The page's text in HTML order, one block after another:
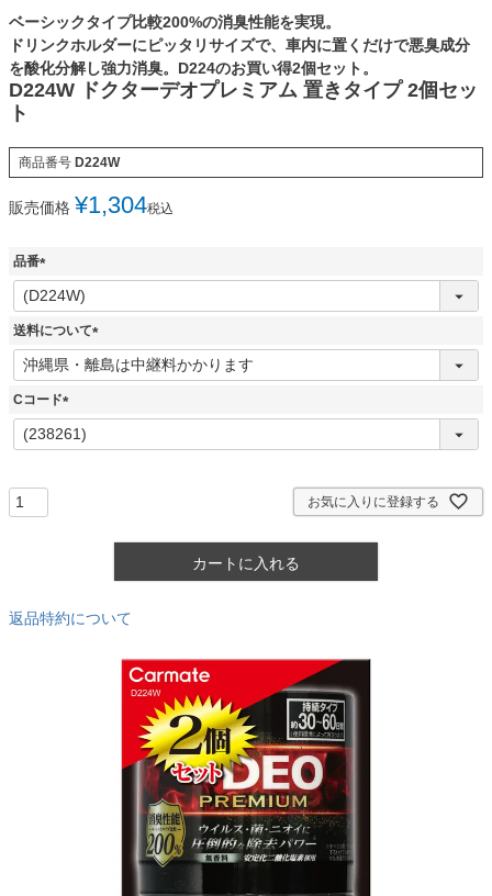
ベーシックタイプ比較200%の消臭性能を実現。
ドリンクホルダーにピッタリサイズで、車内に置くだけで悪臭成分
を酸化分解し強力消臭。D224のお買い得2個セット。
D224W ドクターデオプレミアム 置きタイプ 2個セッ
ト
商品番号 D224W
販売価格 ¥1,304税込
品番
(
必
須
送料について
(
必
Cコード
(
必
お気に入りに登録する
カートに入れる
返品特約について